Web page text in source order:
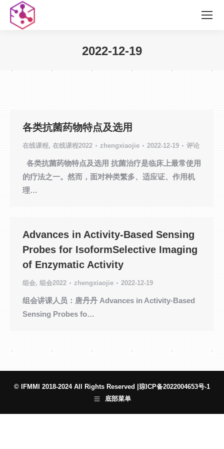
2022-12-19
各类抗菌药物特点及选用
在线课程, 在线课程2022 zhengxiaojie 2022-12-19 评论
各类抗菌药物特点及选用 抗菌治疗是临床上最常使用
的疗法之一。然而，面对种类繁多、适应证、作用机
理…
Advances in Activity-Based Sensing
Probes for IsoformSelective Imaging
of Enzymatic Activity
组会, 组会2022 zhengxiaojie 2022-12-19
组会讲课人员：唐丹丹 Advances in Activity-Based
Sensing Probes fo…
© IFMMI 2018-2024 All Rights Reserved | 琼ICP备2022004653号-1
底部菜单